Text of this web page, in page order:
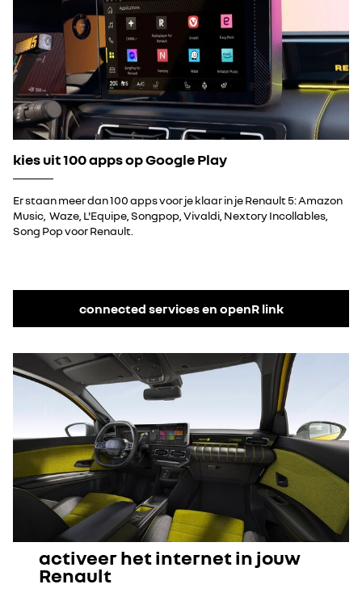
kies uit 100 apps op Google Play
Er staan meer dan 100 apps voor je klaar in je Renault 5: Amazon
Music, Waze, L'Equipe, Songpop, Vivaldi, Nextory Incollables,
Song Pop voor Renault.
connected services en openR link
activeer het internet in jouw
Renault